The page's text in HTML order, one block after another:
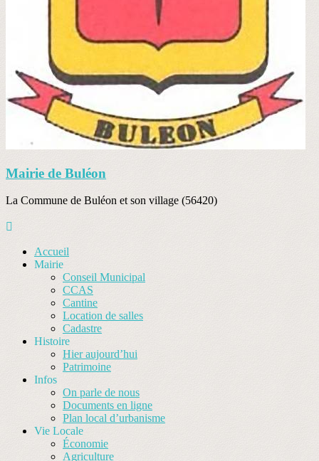
Mairie de Buléon
La Commune de Buléon et son village (56420)
Accueil
Mairie
Conseil Municipal
CCAS
Cantine
Location de salles
Cadastre
Histoire
Hier aujourd’hui
Patrimoine
Infos
On parle de nous
Documents en ligne
Plan local d’urbanisme
Vie Locale
Économie
Agriculture